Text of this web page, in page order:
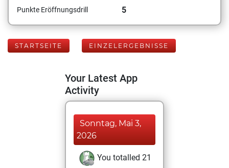
Punkte Eröffnungsdrill 5
STARTSEITE EINZELERGEBNISSE
Your Latest App
Activity
Sonntag, Mai 3,
2026
You totalled 21